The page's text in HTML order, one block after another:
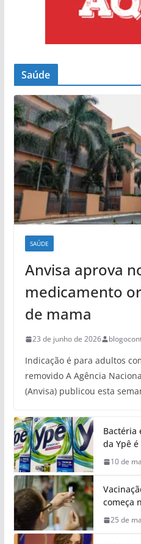
Saúde
SAÚDE
Anvisa aprova
medicamento
de mama
23 de junho de 2026
Indicação é para adultos
removido A Agência
(Anvisa) publicou esta
Bactéria
da Ypê
10 de
começa
25 de